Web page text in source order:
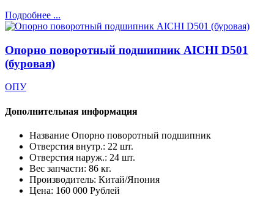
Подробнее ...
Опорно поворотный подшипник AICHI D501
(буровая)
ОПУ
Дополнительная информация
Название Опорно поворотный подшипник
Отверстия внутр.: 22 шт.
Отверстия наруж.: 24 шт.
Вес запчасти: 86 кг.
Производитель: Китай/Япония
Цена: 160 000 Рублей